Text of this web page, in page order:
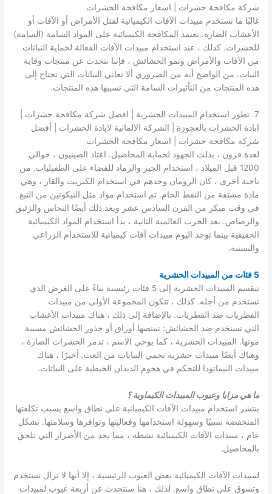
شركة مكافحة حشرات | اسعار مكافحة الحشرات
غالبًا ما تستخدم مبيدات الآفات الكيميائية لقتل الأمراض أو الآفات أو
الأعشاب الضارة. تعتمد المكافحة الكيميائية على المواد السامة (السامة)
للحشرات. كذلك ، عند استخدام مبيدات الآفات الفعالة لحماية النباتات
من الآفات والأمراض ونمو الحشائش ، فإننا نتحدث عن منتجات وقاية
النبات. من الواضح أنه من الضروري ألا تعاني النباتات التي تحتاج إلى
هذه المنتجات من التأثيرات السامة التي تسببها هذه المنتجات.
7. تطور استخدام المبيدات الحشرية | افضل شركة مكافحة حشرات |
ابادة الحشرات بالعجوزة | الشركة الالمانية لابادة الحشرات | أفضل
شركة مكافحة حشرات | اسعار مكافحة الحشرات
لعدة قرون ، بذلت الجهود لحماية المحاصيل. اعتاد الصينيون ، حوالي
1200 قبل الميلاد ، استخدام الجير والرماد للقضاء على الطفيليات. من
ناحية أخرى ، كان الرومان وحدهم في استخدام الكبريت والقار ، وهي
مادة مشتقة من النفط الخام. تم استخدام مواد مثل النيكوتين من التبغ
في وقت مبكر من القرن السادس عشر وبعد ذلك أيضًا النحاس والزئبق
والرصاص. بعد الحرب العالمية الثانية ، بدأ استخدام المواد الكيميائية
الحقيقية بينما توجد اليوم مبيدات آفات كيميائية للاستخدام الزراعي
والبستنة.
5 فئات من المبيدات الحشرية
تنقسم المبيدات الحشرية إلى 5 فئات رئيسية بناءً على الغرض الذي
تستخدم من أجله. كذلك ، تتكون المجموعة الأولى من مبيدات
الفطريات ضد الفطريات. بالإضافة إلى ذلك ، هناك مبيدات الأعشاب
التي تستخدم ضد الحشائش: تمتصها أوراق أو جذور الحشائش مسببة
موتها. المبيدات الحشرية ، كما يوحي الاسم ، تدمر الحشرات الضارة ،
وهناك أيضًا مبيدات حشرية تحمي النباتات من العث. أخيرًا ، هناك
مبيدات النيماتودا للتحكم في هجوم الديدان الخيطية على النباتات.
ما هي مزايا وعيوب المبيدات الكيماوية ؟
ينتشر استخدام مبيدات الآفات الكيميائية على نطاق واسع بسبب تكلفتها
المنخفضة نسبيًا وسهولة استخدامها وفعاليتها وتوافرها وسلامتها. بشكل
عام ، مبيدات الآفات الكيميائية نشطة ، مما يحد من الأضرار التي تلحق
بالمحاصيل.
لمبيدات الآفات الكيميائية بعض العيوب الرئيسية ، إلا أنها لا تزال تستخدم
وتسوق على نطاق واسع. لذلك ، هنا سنتحدث عن أربعة عيوب لمبيدات